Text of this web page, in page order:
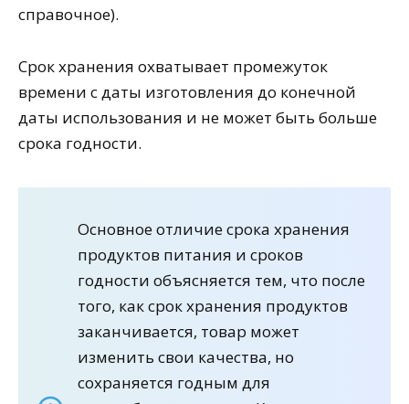
справочное).
Срок хранения охватывает промежуток
времени с даты изготовления до конечной
даты использования и не может быть больше
срока годности.
Основное отличие срока хранения
продуктов питания и сроков
годности объясняется тем, что после
того, как срок хранения продуктов
заканчивается, товар может
изменить свои качества, но
сохраняется годным для